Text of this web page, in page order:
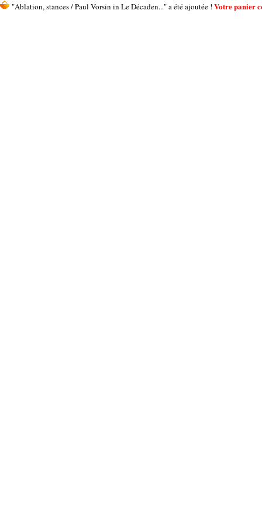
"Ablation, stances / Paul Vorsin in Le Décaden..." a été ajoutée ! Votre panier